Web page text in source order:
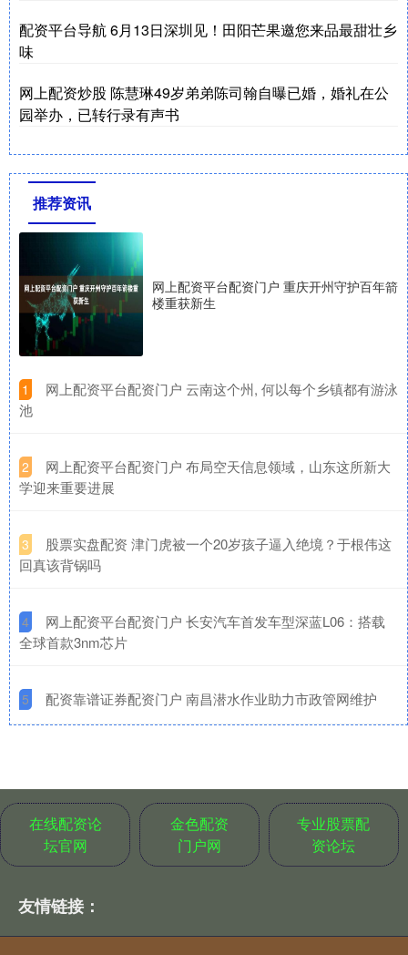
配资平台导航 6月13日深圳见！田阳芒果邀您来品最甜壮乡
味
网上配资炒股 陈慧琳49岁弟弟陈司翰自曝已婚，婚礼在公
园举办，已转行录有声书
推荐资讯
网上配资平台配资门户 重庆开州守护百年箭
楼重获新生
1
​网上配资平台配资门户 云南这个州, 何以每个乡镇都有游泳
池
2
​网上配资平台配资门户 布局空天信息领域，山东这所新大
学迎来重要进展
3
​股票实盘配资 津门虎被一个20岁孩子逼入绝境？于根伟这
回真该背锅吗
4
​网上配资平台配资门户 长安汽车首发车型深蓝L06：搭载
全球首款3nm芯片
5 ​配资靠谱证券配资门户 南昌潜水作业助力市政管网维护
在线配资论
坛官网
金色配资
门户网
专业股票配
资论坛
友情链接：